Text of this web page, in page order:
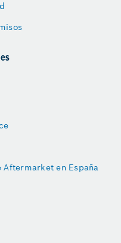
Aftermarket en España